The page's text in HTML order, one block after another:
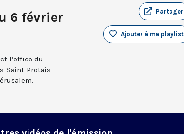
6 février
Partager
Ajouter à ma playlist
l’office du
Saint-Protais